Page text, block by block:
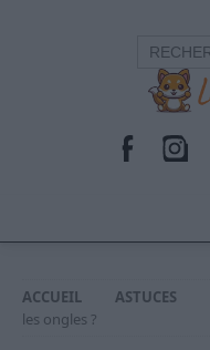
ACCUEIL ASTUCES
les ongles ?